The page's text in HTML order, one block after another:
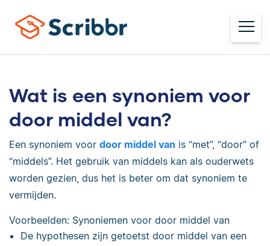
Wat is een synoniem voor
door middel van?
Een synoniem voor door middel van is “met”, “door” of
“middels”. Het gebruik van middels kan als ouderwets
worden gezien, dus het is beter om dat synoniem te
vermijden.
Voorbeelden: Synoniemen voor door middel van
De hypothesen zijn getoetst door middel van een